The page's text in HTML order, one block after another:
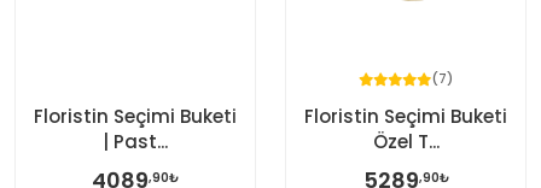
Floristin Seçimi Buketi
| Past...
4089,90₺
(7)
Floristin Seçimi Buketi
Özel T...
5289,90₺